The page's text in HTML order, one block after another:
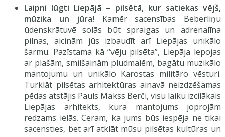
Laipni lūgti Liepājā – pilsētā, kur satiekas vējš,
mūzika un jūra! Kamēr sacensības Beberliņu
ūdenskrātuvē solās būt spraigas un adrenalīna
pilnas, aicinām jūs izbaudīt arī Liepājas unikālo
šarmu. Pazīstama kā “vēju pilsēta”, Liepāja lepojas
ar plašām, smilšainām pludmalēm, bagātu muzikālo
mantojumu un unikālo Karostas militāro vēsturi.
Turklāt pilsētas arhitektūras ainavā neizdzēšamas
pēdas atstājis Pauls Makss Berči, visu laiku izcilākais
Liepājas arhitekts, kura mantojums joprojām
redzams ielās. Ceram, ka jums būs iespēja ne tikai
sacensties, bet arī atklāt mūsu pilsētas kultūras un